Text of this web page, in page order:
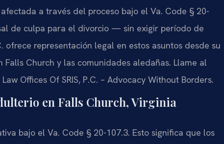
a través del proceso bajo el Va. Code § 20-
de culpa para el divorcio — sin exigir período de
ofrece representación legal en estos asuntos desde su
Church y las comunidades aledañas. Llame al
Offices Of SRIS, P.C. – Advocacy Without Borders.
en Falls Church, Virginia
bajo el Va. Code § 20-107.3. Esto significa que los